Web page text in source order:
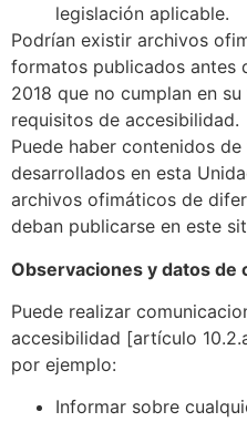
legislación aplicable.
Podrían existir archivos
formatos publicados antes
2018 que no cumplan en
requisitos de accesibilidad.
Puede haber contenidos
desarrollados en esta
archivos ofimáticos de
deban publicarse en este
Observaciones y datos de
Puede realizar
accesibilidad [artículo
por ejemplo:
Informar sobre